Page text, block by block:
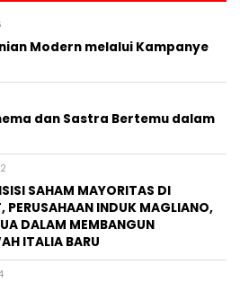
Modern melalui Kampanye
dan Sastra Bertemu dalam
SAHAM MAYORITAS DI
PERUSAHAAN INDUK MAGLIANO,
DALAM MEMBANGUN
ITALIA BARU